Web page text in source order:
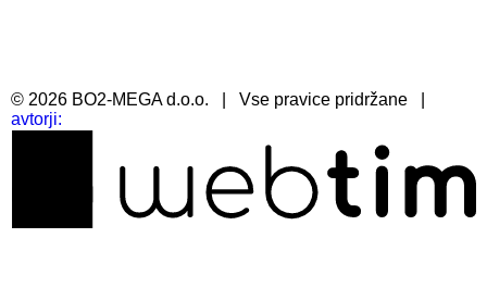
© 2026 BO2-MEGA d.o.o. Vse pravice pridržane
avtorji: